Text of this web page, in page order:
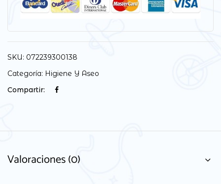
SKU: 072239300138
Categoría: Higiene Y Aseo
Compartir:
Valoraciones (0)